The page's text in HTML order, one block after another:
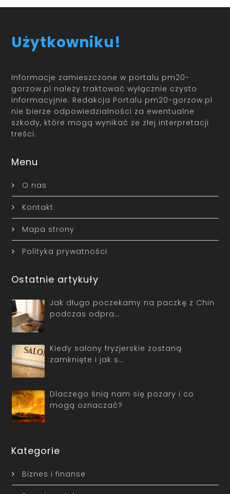
Użytkowniku!
Informacje zamieszczone w portalu pm20-
gorzow.pl należy traktować wyłącznie czysto
informacyjnie. Redakcja Portalu pm20-gorzow.pl
nie bierze odpowiedzialności za ewentualne
szkody, które mogą wynikać ze złej interpretacji
treści.
Menu
O nas
Kontakt
Mapa strony
Polityka prywatności
Ostatnie artykuły
Jak długo poczekamy na paczkę z Chin
podczas odpra…
Kiedy salony fryzjerskie zostaną
zamknięte i jak s…
Dlaczego śnią nam się pożary i co
mogą oznaczać?
Kategorie
Biznes i finanse